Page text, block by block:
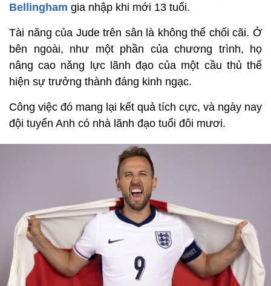
Bellingham gia nhập khi mới 13 tuổi.
Tài năng của Jude trên sân là không thể chối cãi. Ở
bên ngoài, như một phần của chương trình, họ
nâng cao năng lực lãnh đạo của một cầu thủ thể
hiện sự trưởng thành đáng kinh ngạc.
Công việc đó mang lại kết quả tích cực, và ngày nay
đội tuyển Anh có nhà lãnh đạo tuổi đôi mươi.